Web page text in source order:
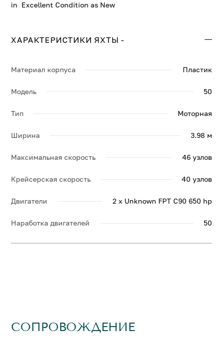
in Excellent Condition as New
ХАРАКТЕРИСТИКИ ЯХТЫ -
Материал корпуса Пластик
Модель 50
Тип Моторная
Ширина 3.98 м
Максимальная скорость 46 узлов
Крейсерская скорость 40 узлов
Двигатели 2 x Unknown FPT C90 650 hp
Наработка двигателей 50
СОПРОВОЖДЕНИЕ